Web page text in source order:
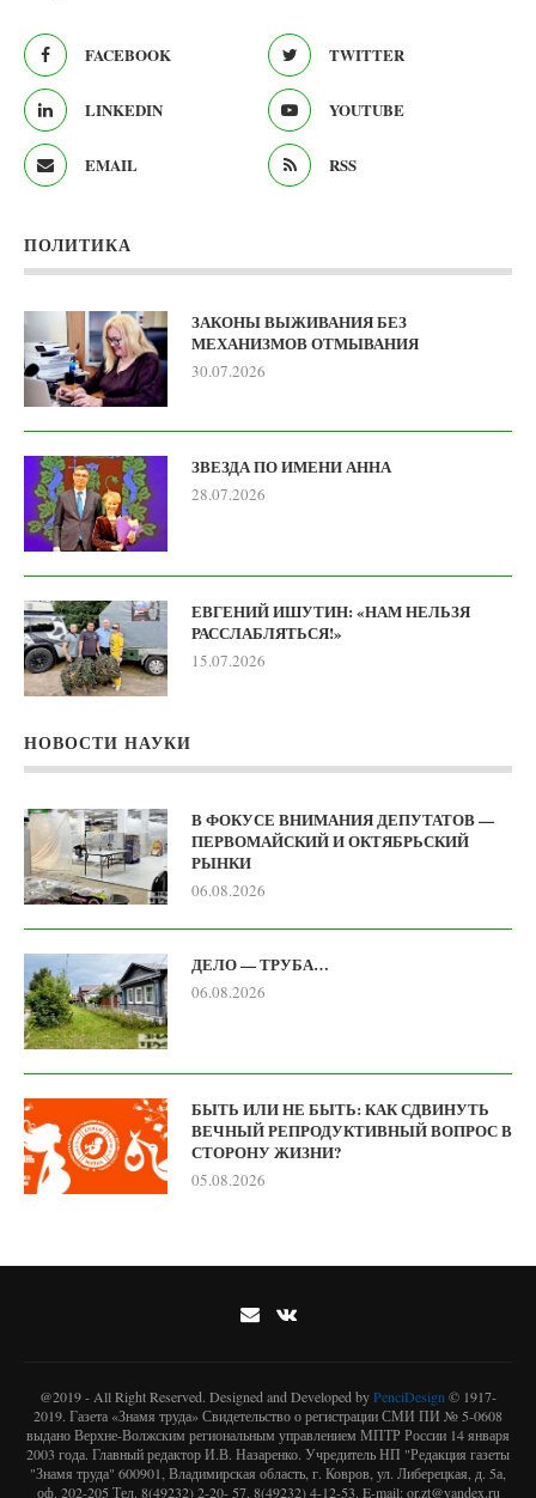
FACEBOOK TWITTER
LINKEDIN YOUTUBE
EMAIL RSS
ПОЛИТИКА
ЗАКОНЫ ВЫЖИВАНИЯ БЕЗ
МЕХАНИЗМОВ ОТМЫВАНИЯ
30.07.2026
ЗВЕЗДА ПО ИМЕНИ АННА
28.07.2026
ЕВГЕНИЙ ИШУТИН: «НАМ НЕЛЬЗЯ
РАССЛАБЛЯТЬСЯ!»
15.07.2026
НОВОСТИ НАУКИ
В ФОКУСЕ ВНИМАНИЯ ДЕПУТАТОВ —
ПЕРВОМАЙСКИЙ И ОКТЯБРЬСКИЙ
РЫНКИ
06.08.2026
ДЕЛО — ТРУБА…
06.08.2026
БЫТЬ ИЛИ НЕ БЫТЬ: КАК СДВИНУТЬ
ВЕЧНЫЙ РЕПРОДУКТИВНЫЙ ВОПРОС В
СТОРОНУ ЖИЗНИ?
05.08.2026
@2019 - All Right Reserved. Designed and Developed byPenciDesign © 1917-
2019. Газета «Знамя труда» Свидетельство о регистрации СМИ ПИ № 5-0608
выдано Верхне-Волжским региональным управлением МПТР России 14 января
2003 года. Главный редактор И.В. Назаренко. Учредитель НП "Редакция газеты
"Знамя труда" 600901, Владимирская область, г. Ковров, ул. Либерецкая, д. 5а,
оф. 202-205 Тел. 8(49232) 2-20- 57, 8(49232) 4-12-53. E-mail: or.zt@yandex.ru